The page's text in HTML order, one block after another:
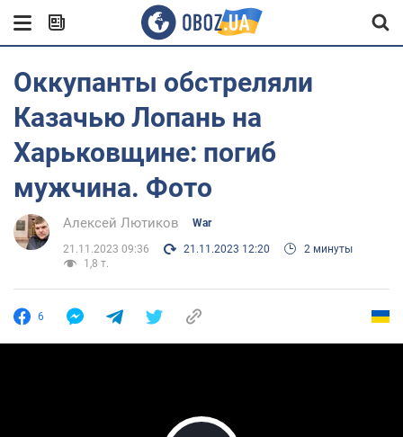
Оккупанты обстреляли
Казачью Лопань на
Харьковщине: погиб
мужчина. Фото
Алексей Лютиков War
21.11.2023 09:36 21.11.2023 12:20
2 минуты
1,8 т.
6